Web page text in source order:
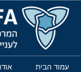
המרכז
עמוד הבית